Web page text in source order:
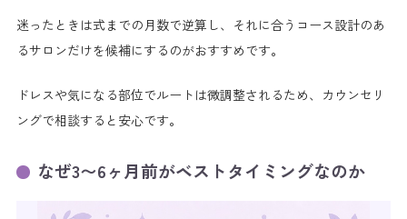
迷ったときは式までの月数で逆算し、それに合うコース設計のあ
るサロンだけを候補にするのがおすすめです。
ドレスや気になる部位でルートは微調整されるため、カウンセリ
ングで相談すると安心です。
なぜ3〜6ヶ月前がベストタイミングなのか